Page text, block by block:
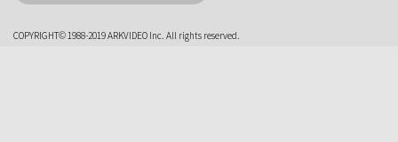
COPYRIGHT© 1988-2019 ARKVIDEO Inc. All rights reserved.